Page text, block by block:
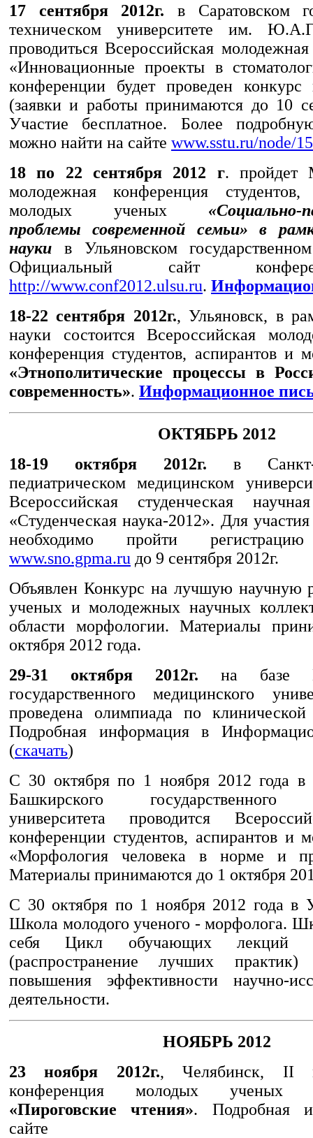
17 сентября 2012г. в Саратовском
техническом университете им.
проводиться Всероссийская
«Инновационные проекты в
конференции будет проведен конкурс
(заявки и работы принимаются до 10
Участие бесплатное. Более
можно найти на сайте www.sstu.ru/node/
18 по 22 сентября 2012 г. пройдет
молодежная конференция
молодых ученых «Социально-
проблемы современной семьи» в
науки в Ульяновском
Официальный сайт
http://www.conf2012.ulsu.ru.
18-22 сентября 2012г., Ульяновск, в
науки состоится Всероссийская
конференция студентов, аспирантов и
«Этнополитические процессы в
современность». Информационное
ОКТЯБРЬ 2012
18-19 октября 2012г. в Санкт-
педиатрическом медицинском
Всероссийская студенческая
«Студенческая наука-2012». Для
необходимо пройти
www.sno.gpma.ru до 9 сентября 2012г.
Объявлен Конкурс на лучшую научную
ученых и молодежных научных
области морфологии. Материалы
октября 2012 года.
29-31 октября 2012г. на базе
государственного медицинского
проведена олимпиада по клинической
Подробная информация в
(скачать)
C 30 октября по 1 ноября 2012 года
Башкирского государственного
университета проводится
конференции студентов, аспирантов и
«Морфология человека в норме и
Материалы принимаются до 1 октября
С 30 октября по 1 ноября 2012 года в
Школа молодого ученого - морфолога.
себя Цикл обучающих лекций
(распространение лучших
повышения эффективности научно-
деятельности.
НОЯБРЬ 2012
23 ноября 2012г., Челябинск, II
конференция молодых ученых
«Пироговские чтения». Подробная
сайте